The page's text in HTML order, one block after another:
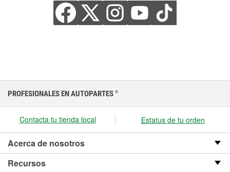
PROFESIONALES EN AUTOPARTES ®
Contacta tu tienda local Estatus de tu orden
Acerca de nosotros
Recursos